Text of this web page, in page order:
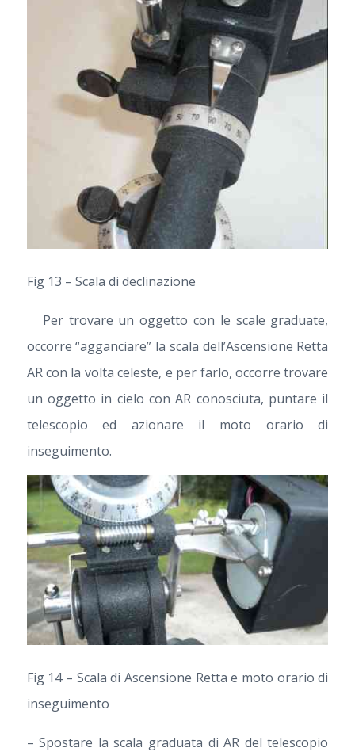
Fig 13 – Scala di declinazione
Per trovare un oggetto con le scale graduate,
occorre “agganciare” la scala dell’Ascensione Retta
AR con la volta celeste, e per farlo, occorre trovare
un oggetto in cielo con AR conosciuta, puntare il
telescopio ed azionare il moto orario di
inseguimento.
Fig 14 – Scala di Ascensione Retta e moto orario di
inseguimento
– Spostare la scala graduata di AR del telescopio